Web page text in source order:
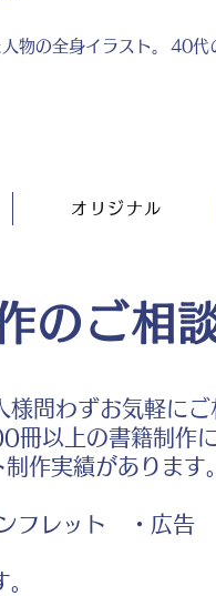
物の全身イラスト。 40代
オリジナル
のご相
問わずお気軽にご
以上の書籍制作に
作実績があります。
レット ・広告